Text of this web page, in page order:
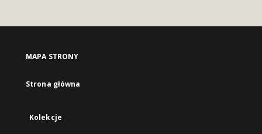
MAPA STRONY
Strona główna
Kolekcje